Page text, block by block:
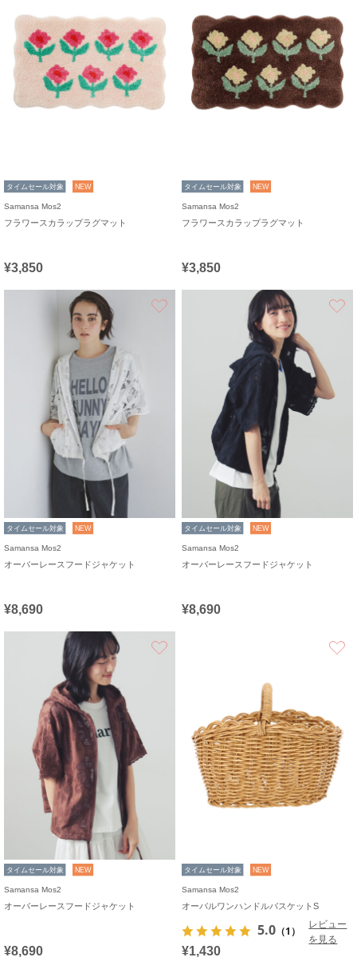
タイムセール対象 NEW
Samansa Mos2
フラワースカラップラグマット
¥3,850
タイムセール対象 NEW
Samansa Mos2
フラワースカラップラグマット
¥3,850
タイムセール対象 NEW
Samansa Mos2
オーバーレースフードジャケット
¥8,690
タイムセール対象 NEW
Samansa Mos2
オーバーレースフードジャケット
¥8,690
タイムセール対象 NEW
Samansa Mos2
オーバーレースフードジャケット
¥8,690
タイムセール対象 NEW
Samansa Mos2
オーバルワンハンドルバスケットS
5.0 （1）
レビュー
を見る
¥1,430